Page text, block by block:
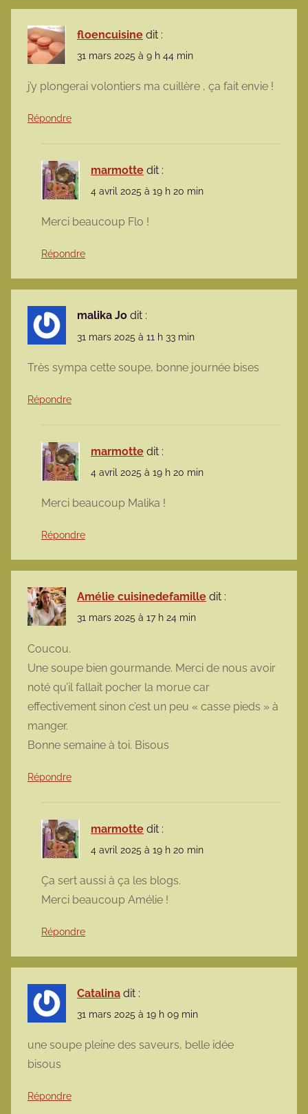
floencuisine dit :
31 mars 2025 à 9 h 44 min
j’y plongerai volontiers ma cuillère , ça fait envie !
Répondre
marmotte dit :
4 avril 2025 à 19 h 20 min
Merci beaucoup Flo !
Répondre
malika Jo dit :
31 mars 2025 à 11 h 33 min
Très sympa cette soupe, bonne journée bises
Répondre
marmotte dit :
4 avril 2025 à 19 h 20 min
Merci beaucoup Malika !
Répondre
Amélie cuisinedefamille dit :
31 mars 2025 à 17 h 24 min
Coucou.
Une soupe bien gourmande. Merci de nous avoir
noté qu’il fallait pocher la morue car
effectivement sinon c’est un peu « casse pieds » à
manger.
Bonne semaine à toi. Bisous
Répondre
marmotte dit :
4 avril 2025 à 19 h 20 min
Ça sert aussi à ça les blogs.
Merci beaucoup Amélie !
Répondre
Catalina dit :
31 mars 2025 à 19 h 09 min
une soupe pleine des saveurs, belle idée
bisous
Répondre